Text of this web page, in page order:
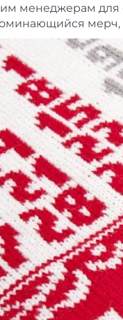
менеджерам для
мерч,